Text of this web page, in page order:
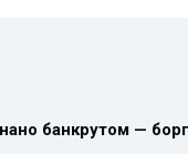
банкрутом —